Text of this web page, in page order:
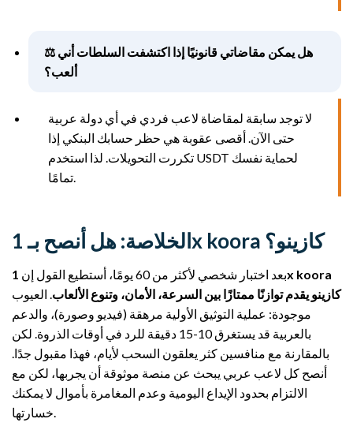
⚖️ هل يمكن مقاضاتي قانونيًا إذا اكتشفت السلطات أني
ألعب؟
لا توجد سابقة لمقاضاة لاعب فردي في أي دولة عربية
حتى الآن. أقصى عقوبة هي حظر حسابك البنكي إذا
تكررت التحويلات. لذا استخدم USDT لحماية نفسك
تمامًا.
الخلاصة: هل أنصح بـ 1x koora كازينو؟
بعد اختبار شخصي لأكثر من 60 يومًا، أستطيع القول إن
1x koora
كازينو يقدم توازنًا ممتازًا بين السرعة، الأمان، وتنوع الألعاب . العيوب
موجودة: عملية التوثيق الأولية مرهقة (فيديو وصورة)، والدعم
بالعربية قد يستغرق 10-15 دقيقة للرد في أوقات الذروة. لكن
بالمقارنة مع منافسين كثر يعلقون السحب لأيام، فهذا مقبول جدًا.
أنصح كل لاعب عربي يبحث عن منصة موثوقة أن يجربها، لكن مع
الالتزام بحدود الإيداع اليومية وعدم المغامرة بأموال لا يمكنك